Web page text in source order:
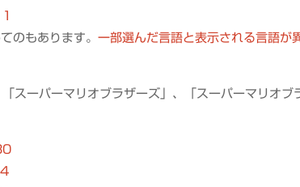
のもあります。 一部選んだ言語と表示される言語が
スーパーマリオブラザーズ」、「スーパーマリオ